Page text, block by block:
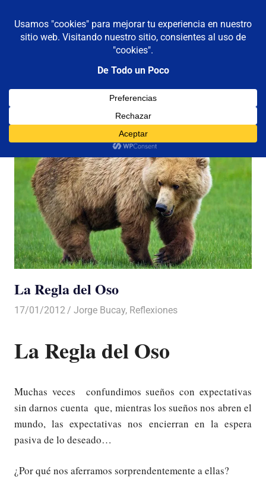
contenido
De todo un poco
Reflexiones,
Viajes
MENÚ
La Regla del Oso
17/01/2012 Luis Castellanos
Jorge Bucay, Reflexiones
La Regla del Oso
Muchas veces confundimos sueños con expectativas
sin darnos cuenta que, mientras los sueños nos abren el
mundo, las expectativas nos encierran en la espera
pasiva de lo deseado…
¿Por qué nos aferramos sorprendentemente a ellas?